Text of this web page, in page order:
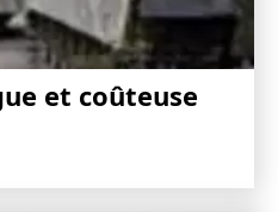
et coûteuse